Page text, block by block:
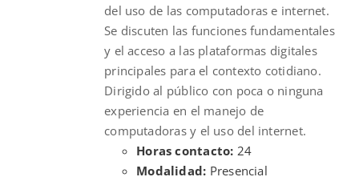
del uso de las computadoras e internet.
Se discuten las funciones fundamentales
y el acceso a las plataformas digitales
principales para el contexto cotidiano.
Dirigido al público con poca o ninguna
experiencia en el manejo de
computadoras y el uso del internet.
Horas contacto: 24
Modalidad: Presencial